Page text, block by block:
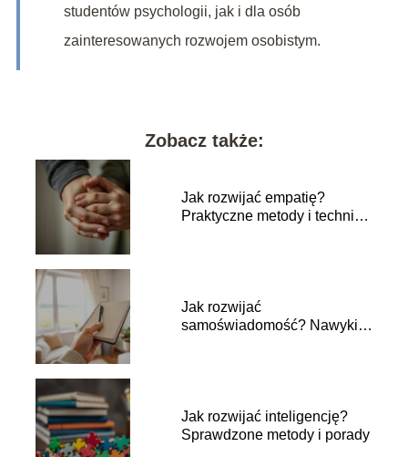
studentów psychologii, jak i dla osób
zainteresowanych rozwojem osobistym.
Zobacz także:
Jak rozwijać empatię?
Praktyczne metody i techniki
Jak rozwijać
samoświadomość? Nawyki,
Jak rozwijać inteligencję?
Sprawdzone metody i porady